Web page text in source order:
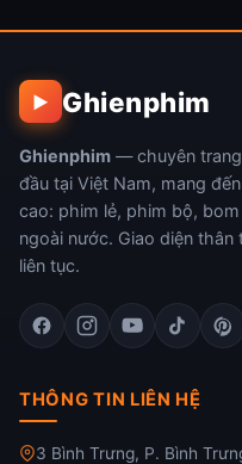
▶ Ghienphim
Ghienphim — chuyên trang
đầu tại Việt Nam, mang
cao: phim lẻ, phim bộ,
ngoài nước. Giao diện
liên tục.
THÔNG TIN LIÊN HỆ
3 Bình Trưng, P. Bình